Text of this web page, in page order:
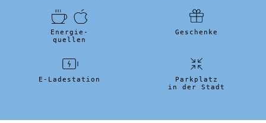
Energie-
quellen
Geschenke
E-Ladestation
Parkplatz
in der Stadt